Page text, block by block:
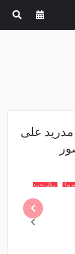
على
ريال مدريد